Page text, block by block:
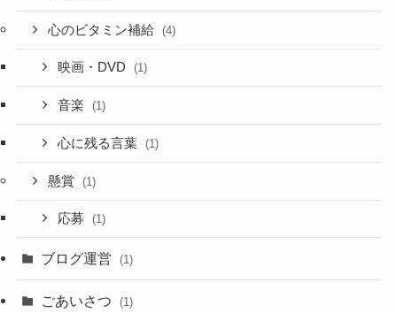
心のビタミン補給 (4)
映画・DVD (1)
音楽 (1)
心に残る言葉 (1)
懸賞 (1)
応募 (1)
ブログ運営 (1)
ごあいさつ (1)